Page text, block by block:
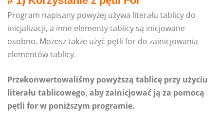
Program napisany powyżej używa literału tablicy do
inicjalizacji, a inne elementy tablicy są inicjowane
osobno. Możesz także użyć pętli for do zainicjowania
elementów tablicy.
Przekonwertowaliśmy powyższą tablicę przy użyciu
literału tablicowego, aby zainicjować ją za pomocą
pętli for w poniższym programie.